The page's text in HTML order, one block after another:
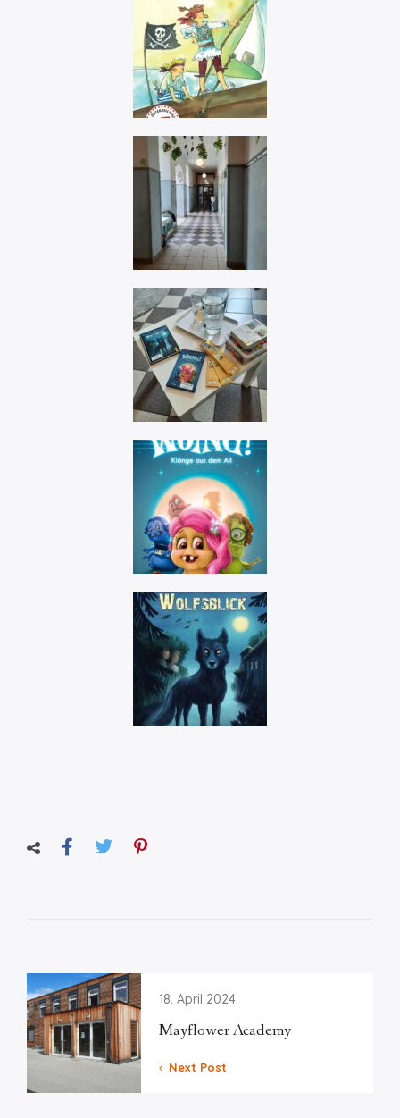
18. April 2024
Mayflower Academy
Next Post